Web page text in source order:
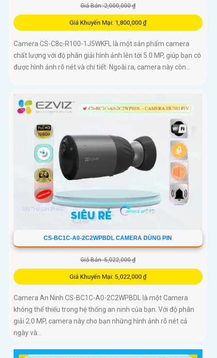
Giá Bán: 2,000,000 ₫
Giá Khuyến Mại: 1,800,000 ₫
Camera CS-C8c-R100-1J5WKFL là một sản phẩm camera
chất lượng với độ phân giải hình ảnh lên tới 5.0 MP, giúp bạn có
được hình ảnh rõ nét và chi tiết. Ngoài ra, camera này còn...
CS-BC1C-A0-2C2WPBDL CAMERA DÙNG PIN
Giá Bán: 5,022,000 ₫
Giá Khuyến Mại: 5,022,000 ₫
Camera An Ninh CS-BC1C-A0-2C2WPBDL là một Camera
không thể thiếu trong hệ thống an ninh của bạn. Với độ phân
giải 2.0 MP, camera này cho bạn những hình ảnh rõ nét cả
ngày và...